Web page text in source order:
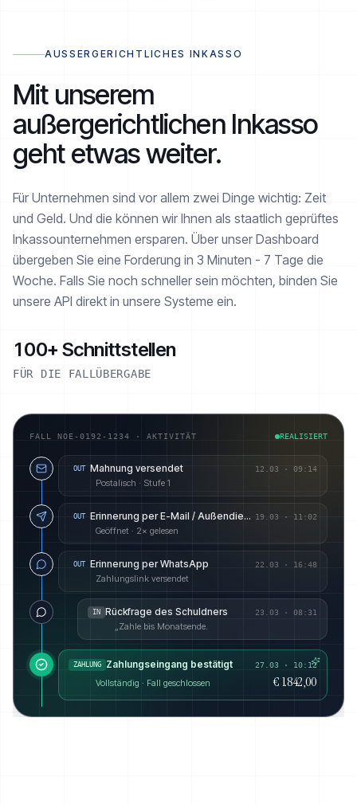
AUSSERGERICHTLICHES INKASSO
Mit unserem
außergerichtlichen Inkasso
geht etwas weiter.
Für Unternehmen sind vor allem zwei Dinge wichtig: Zeit
und Geld. Und die können wir Ihnen als staatlich geprüftes
Inkasso­unternehmen ersparen. Über unser Dashboard
übergeben Sie eine Forderung in 3 Minuten - 7 Tage die
Woche. Falls Sie noch schneller sein möchten, binden Sie
unsere API direkt in unsere Systeme ein.
100+ Schnittstellen
FÜR DIE FALLÜBERGABE
FALL NOE-0192-1234 · AKTIVITÄT REALISIERT
OUT Mahnung versendet 12.03 · 09:14
Postalisch · Stufe 1
OUT Erinnerung per E-Mail / Außendienst angekündigt 19.03 · 11:02
Geöffnet · 2× gelesen
OUT Erinnerung per WhatsApp 22.03 · 16:48
Zahlungslink versendet
IN Rückfrage des Schuldners 23.03 · 08:31
„Zahle bis Monatsende.
ZAHLUNG Zahlungseingang bestätigt 27.03 · 10:12
Vollständig · Fall geschlossen € 1.842,00